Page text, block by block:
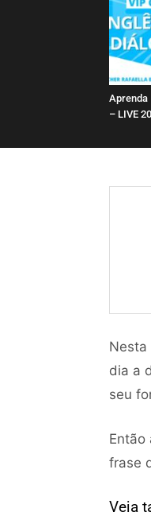
Aprenda
– LIVE
Nesta
dia a
seu
Então
frase
Veja